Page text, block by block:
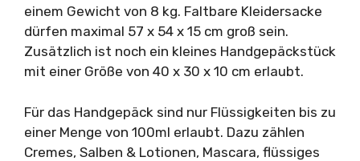
einem Gewicht von 8 kg. Faltbare Kleidersacke
dürfen maximal 57 x 54 x 15 cm groß sein.
Zusätzlich ist noch ein kleines Handgepäckstück
mit einer Größe von 40 x 30 x 10 cm erlaubt.
Für das Handgepäck sind nur Flüssigkeiten bis zu
einer Menge von 100ml erlaubt. Dazu zählen
Cremes, Salben & Lotionen, Mascara, flüssiges